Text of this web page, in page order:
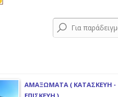
ΑΜΑΞΩΜΑΤΑ ( ΚΑΤΑΣΚΕΥΗ -